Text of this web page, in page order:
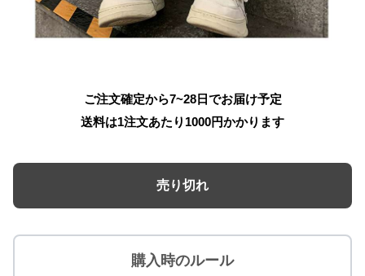
ご注文確定から7~28日でお届け予定
送料は1注文あたり 1000円かかります
売り切れ
購入時のルール